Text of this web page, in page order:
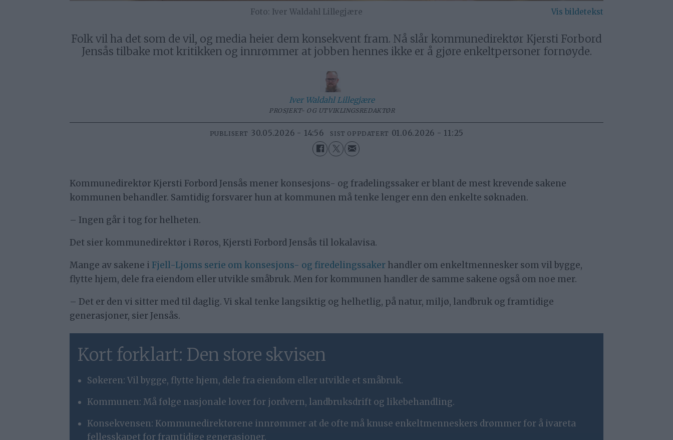
Iver Waldahl Lillegjære
Folk vil ha det som de vil, og media heier dem konsekvent fram. Nå slår kommunedirektør Kjersti Forbord
Jensås tilbake mot kritikken og innrømmer at jobben hennes ikke er å gjøre enkeltpersoner fornøyde.
Iver Waldahl Lillegjære
PROSJEKT- OG UTVIKLINGSREDAKTØR
PUBLISERT 30.05.2026 - 14:56 SIST OPPDATERT 01.06.2026 - 11:25
Kommunedirektør Kjersti Forbord Jensås mener konsesjons- og fradelingssaker er blant de mest krevende sakene
kommunen behandler. Samtidig forsvarer hun at kommunen må tenke lenger enn den enkelte søknaden.
– Ingen går i tog for helheten.
Det sier kommunedirektør i Røros, Kjersti Forbord Jensås til lokalavisa.
Mange av sakene iFjell-Ljoms serie om konsesjons- og firedelingssaker handler om enkeltmennesker som vil bygge,
flytte hjem, dele fra eiendom eller utvikle småbruk. Men for kommunen handler de samme sakene også om noe mer.
– Det er den vi sitter med til daglig. Vi skal tenke langsiktig og helhetlig, på natur, miljø, landbruk og framtidige
generasjoner, sier Jensås.
Kort forklart: Den store skvisen
Søkeren: Vil bygge, flytte hjem, dele fra eiendom eller utvikle et småbruk.
Kommunen: Må følge nasjonale lover for jordvern, landbruksdrift og likebehandling.
Konsekvensen: Kommunedirektørene innrømmer at de ofte må knuse enkeltmenneskers drømmer for å ivareta
fellesskapet for framtidige generasjoner.